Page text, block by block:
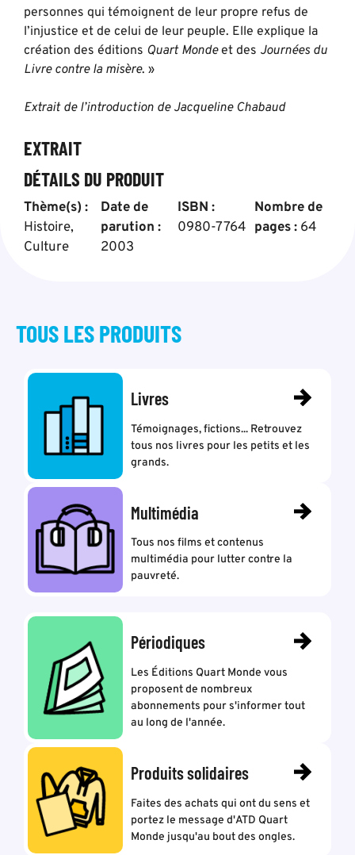
personnes qui témoignent de leur propre refus de
l’injustice et de celui de leur peuple. Elle explique la
création des éditions Quart Mondeet des Journées du
Livre contre la misère. »
Extrait de l’introduction de JacquelineChabaud
EXTRAIT
DÉTAILS DU PRODUIT
Thème(s) :
Histoire,
Culture
Date de
parution :
2003
ISBN :
0980-7764
Nombre de
pages : 64
TOUS LESPRODUITS
Livres
Témoignages, fictions... Retrouvez
tous nos livres pour les petits et les
grands.
Multimédia
Tous nos films et contenus
multimédia pour lutter contre la
pauvreté.
Périodiques
Les Éditions Quart Monde vous
proposent de nombreux
abonnements pour s'informer tout
au long de l'année.
Produits solidaires
Faites des achats qui ont du sens et
portez le message d'ATD Quart
Monde jusqu'au bout des ongles.